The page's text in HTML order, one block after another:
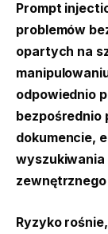
Prompt
problemów
opartych na
odpowiednio
dokumencie,
wyszukiwania
Ryzyko